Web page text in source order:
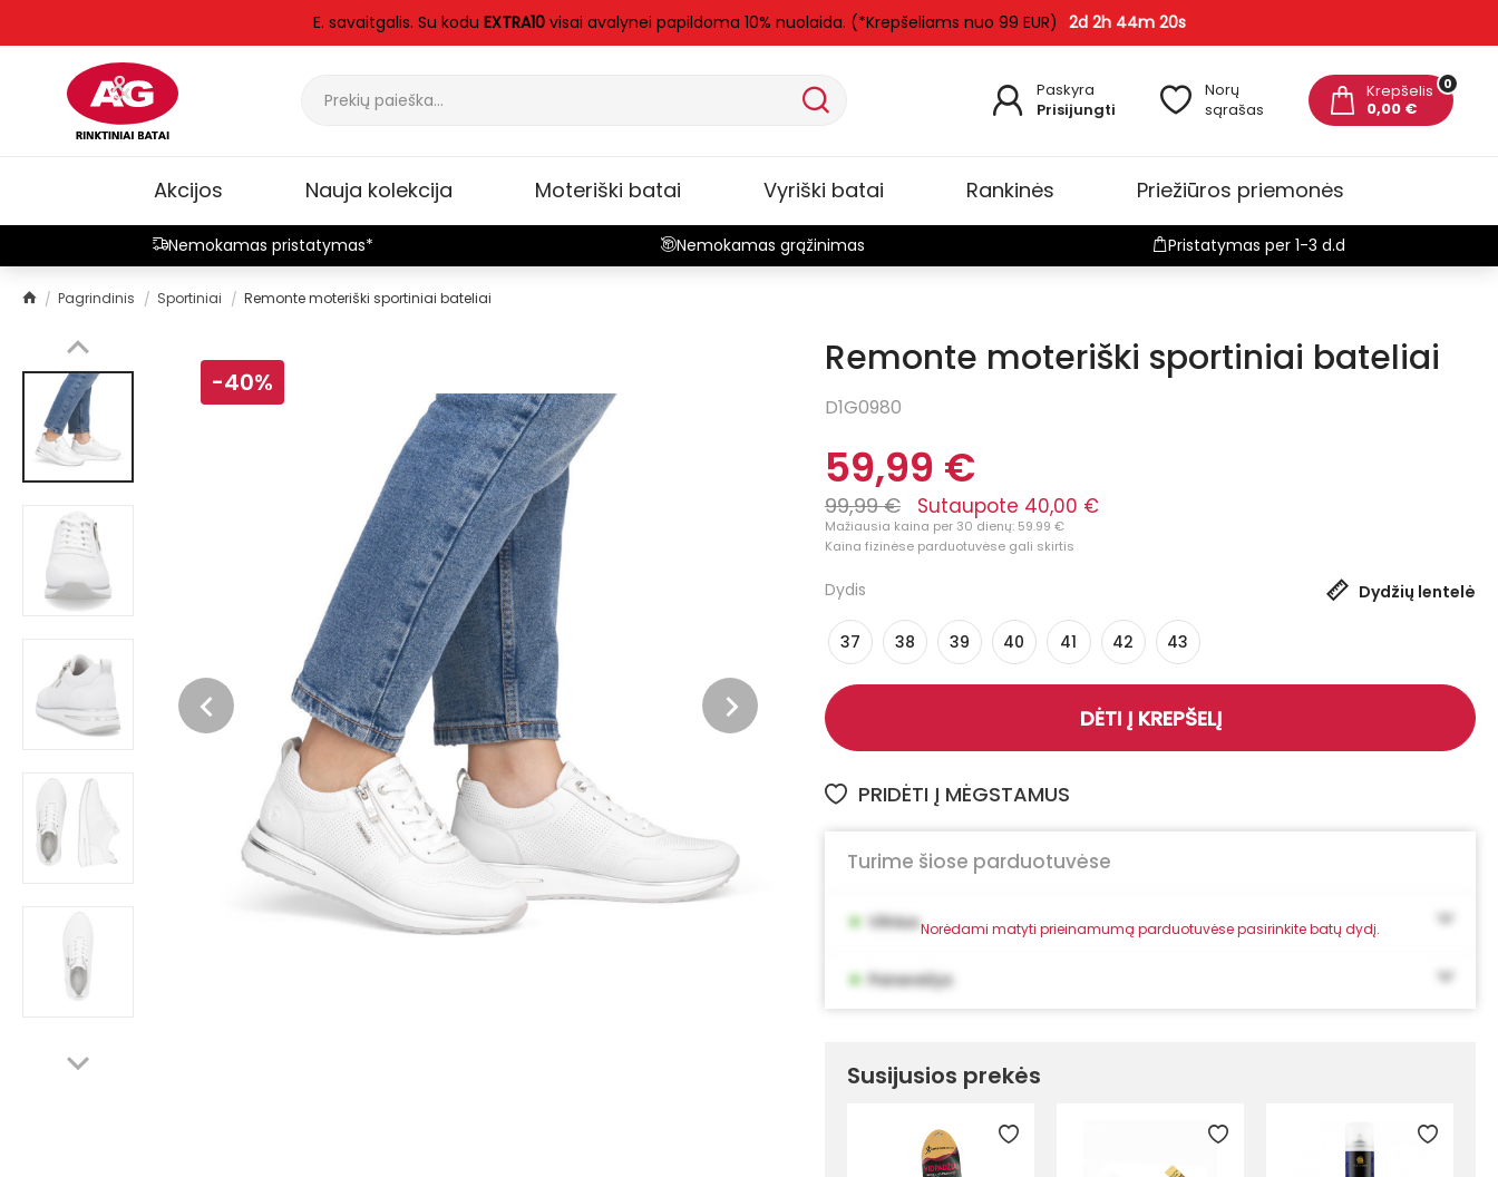
E. savaitgalis. Su koduEXTRA10 visai avalynei papildoma 10% nuolaida. (*Krepšeliams nuo 99 EUR) 2d 2h 44m 19s
Paskyra
Prisijungti
Norų
sąrašas
0
Krepšelis
0,00 €
Akcijos Nauja kolekcija Moteriški batai Vyriški batai Rankinės Priežiūros priemonės
Nemokamas pristatymas* Nemokamas grąžinimas Pristatymas per 1-3 d.d
Pagrindinis Sportiniai Remonte moteriški sportiniai bateliai
-40%
Remonte moteriški sportiniai bateliai
D1G0980
59,99 €
99,99 € Sutaupote 40,00 €
Mažiausia kaina per 30 dienų: 59.99 €
Kaina fizinėse parduotuvėse gali skirtis
Dydis Dydžių lentelė
37 38 39 40 41 42 43
DĖTI Į KREPŠELĮ
PRIDĖTI Į MĖGSTAMUS
Turime šiose parduotuvėse
Norėdami matyti prieinamumą parduotuvėse pasirinkite batų dydį.
• Vilnius
• Panevėžys
Susijusios prekės